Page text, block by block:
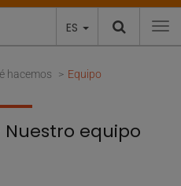
ES
hacemos Equipo
equipo